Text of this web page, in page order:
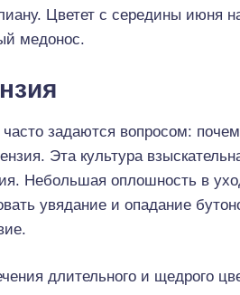
Цветет с середины июня
медонос.
задаются вопросом:
Эта культура
Небольшая оплошность в
увядание и опадание
длительного и щедрого